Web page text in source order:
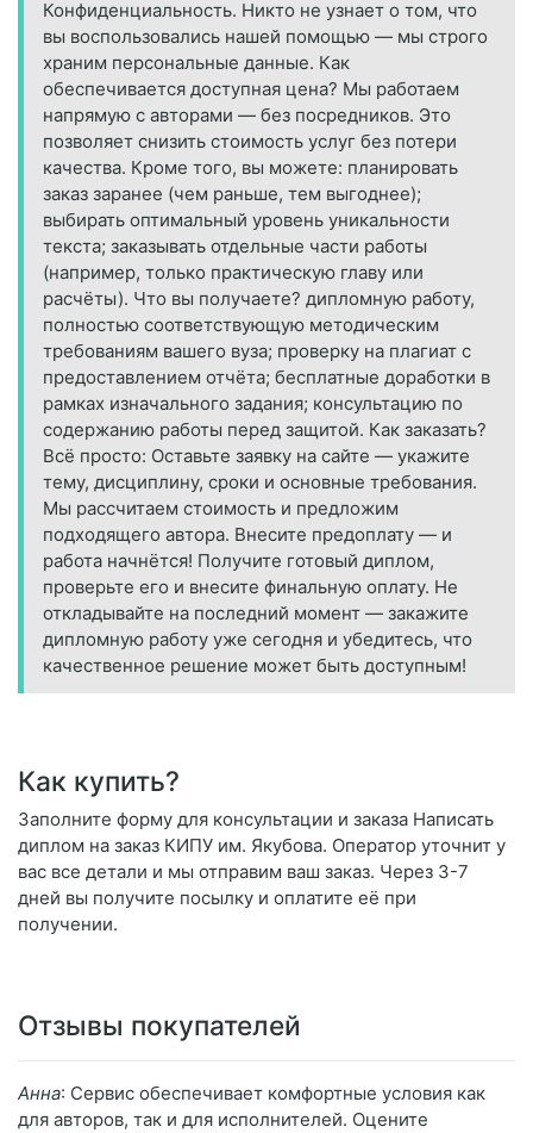
Конфиденциальность. Никто не узнает о том, что
вы воспользовались нашей помощью — мы строго
храним персональные данные. Как
обеспечивается доступная цена? Мы работаем
напрямую с авторами — без посредников. Это
позволяет снизить стоимость услуг без потери
качества. Кроме того, вы можете: планировать
заказ заранее (чем раньше, тем выгоднее);
выбирать оптимальный уровень уникальности
текста; заказывать отдельные части работы
(например, только практическую главу или
расчёты). Что вы получаете? дипломную работу,
полностью соответствующую методическим
требованиям вашего вуза; проверку на плагиат с
предоставлением отчёта; бесплатные доработки в
рамках изначального задания; консультацию по
содержанию работы перед защитой. Как заказать?
Всё просто: Оставьте заявку на сайте — укажите
тему, дисциплину, сроки и основные требования.
Мы рассчитаем стоимость и предложим
подходящего автора. Внесите предоплату — и
работа начнётся! Получите готовый диплом,
проверьте его и внесите финальную оплату. Не
откладывайте на последний момент — закажите
дипломную работу уже сегодня и убедитесь, что
качественное решение может быть доступным!
Как купить?
Заполните форму для консультации и заказа Написать
диплом на заказ КИПУ им. Якубова. Оператор уточнит у
вас все детали и мы отправим ваш заказ. Через 3-7
дней вы получите посылку и оплатите её при
получении.
Отзывы покупателей
Анна: Сервис обеспечивает комфортные условия как
для авторов, так и для исполнителей. Оцените